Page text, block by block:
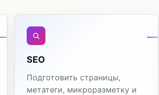
SEO
Подготовить страницы,
метатеги, микроразметку и